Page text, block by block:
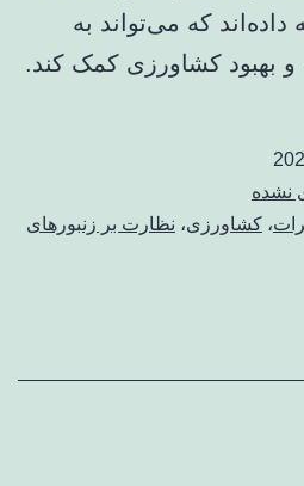
که می‌تواند به
کشاورزی کمک کند.
نشده
، کشاورزی، نظارت بر زنبورهای